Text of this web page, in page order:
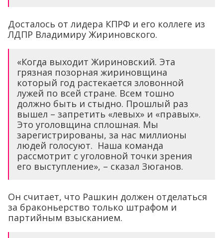
Досталось от лидера КПРФ и его коллеге из
ЛДПР Владимиру Жириновского.
«Когда выходит Жириновский. Эта
грязная позорная жириновщина
который год растекается зловонной
лужей по всей стране. Всем тошно
должно быть и стыдно. Прошлый раз
вышел – запретить «левых» и «правых».
Это уголовщина сплошная. Мы
зарегистрированы, за нас миллионы
людей голосуют. Наша команда
рассмотрит с уголовной точки зрения
его выступление», – сказал Зюганов.
Он считает, что Рашкин должен отделаться
за браконьерство только штрафом и
партийным взысканием.